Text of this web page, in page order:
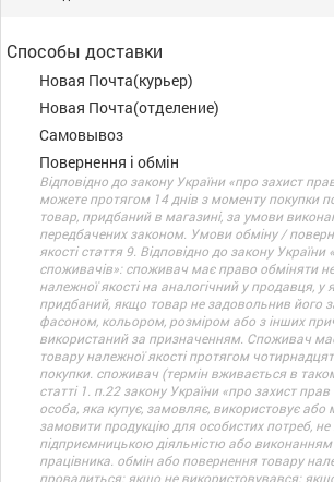
Способы доставки
Новая Почта(курьер)
Новая Почта(отделение)
Самовывоз
Повернення і обмін
Відповідно до закону України «про захист
можете протягом 14 днів з моменту покупки
товар, придбаний в магазині, за умови
передбачених законом. Умови обміну /
якості стаття 9. Відповідно до закону
споживачів»: споживач має право обміняти
належної якості на аналогічний у продавця, у
придбаний, якщо товар не задовольнив його
фасоном, кольором, розміром або з інших
використаний за призначенням. Споживач
товару належної якості протягом
покупки. споживач (термін вживається в
статті 1. п.22 закону України «про захист
особа, яка купує, замовляє, використовує
замовити продукцію для особистих потреб, не
підприємницькою діяльністю або виконанням
працівника. обмін або повернення товару
провадиться: якщо не використовувався;